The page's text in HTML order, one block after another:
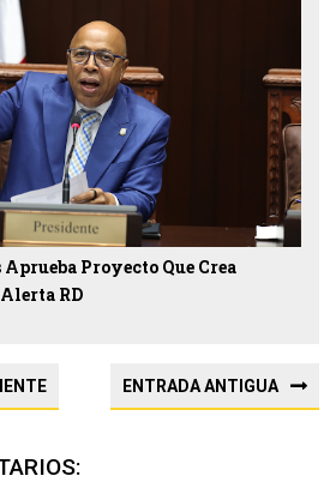
Proyecto Que Crea
RD
ENTRADA ANTIGUA